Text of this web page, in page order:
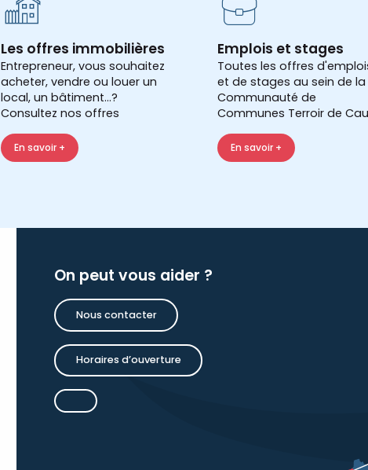
Les offres immobilières
Entrepreneur, vous souhaitez
acheter, vendre ou louer un
local, un bâtiment...?
Consultez nos offres
En savoir +
Emplois et stages
Toutes les offres
et de stages au sein de la
Communauté de
Communes Terroir de
En savoir +
On peut vous aider ?
Nous contacter
Horaires d’ouverture